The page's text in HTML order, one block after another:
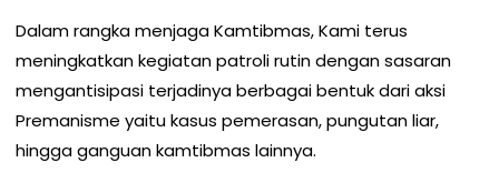
Dalam rangka menjaga Kamtibmas, Kami terus
meningkatkan kegiatan patroli rutin dengan sasaran
mengantisipasi terjadinya berbagai bentuk dari aksi
Premanisme yaitu kasus pemerasan, pungutan liar,
hingga ganguan kamtibmas lainnya.